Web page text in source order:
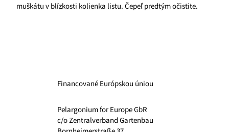
muškátu v blízkosti kolienka listu. Čepeľ predtým očistite.
Financované Európskou úniou
Pelargonium for Europe GbR
c/o Zentralverband Gartenbau